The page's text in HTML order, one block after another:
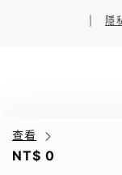
查看
NT$ 0
隱